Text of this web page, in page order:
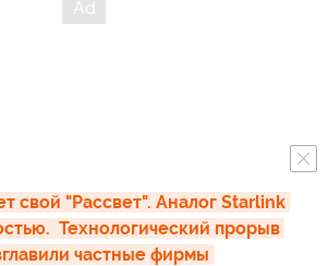
свой "Рассвет". Аналог Starlink
Технологический прорыв
частные фирмы